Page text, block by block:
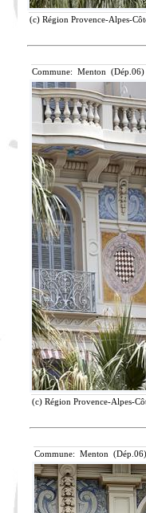
(c) Région Provence-Alpes-
Commune: Menton (Dép.06)
(c) Région Provence-Alpes-
Commune: Menton